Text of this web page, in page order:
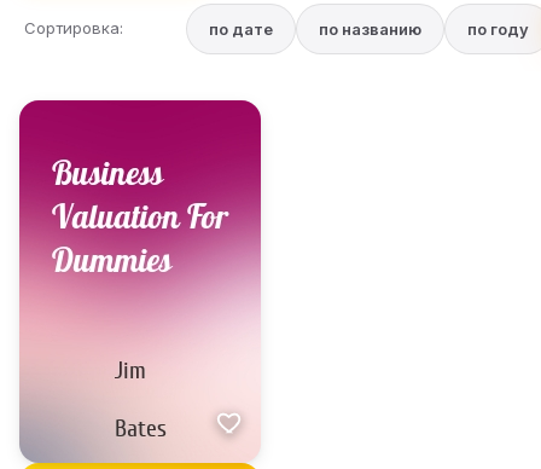
Сортировка: по дате по названию по году